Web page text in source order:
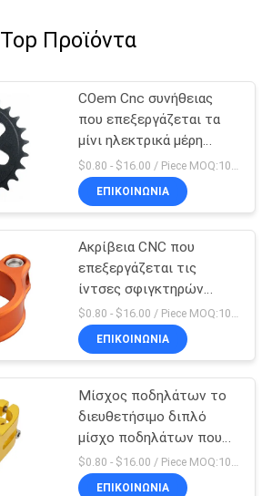
Top Προϊόντα
COem Cnc συνήθειας
που επεξεργάζεται τα
μίνι ηλεκτρικά μέρη
ποδηλάτων ρύπου
μερών στη μηχανή
ΕΠΙΚΟΙΝΩΝΊΑ
Ακρίβεια CNC που
επεξεργάζεται τις
ίντσες σφιγκτηρών
Seatpost ποδηλάτων 5
X 4 μερών στη μηχανή
$0.80 - $16.00 / Piece MOQ:10 κομμάτια
ΕΠΙΚΟΙΝΩΝΊΑ
Μίσχος ποδηλάτων το
διευθετήσιμο διπλό
μίσχο ποδηλάτων που
κατασκευάζεται που
διπλώνει στην Κίνα
$0.80 - $16.00 / Piece MOQ:10 κομμάτια
ΕΠΙΚΟΙΝΩΝΊΑ